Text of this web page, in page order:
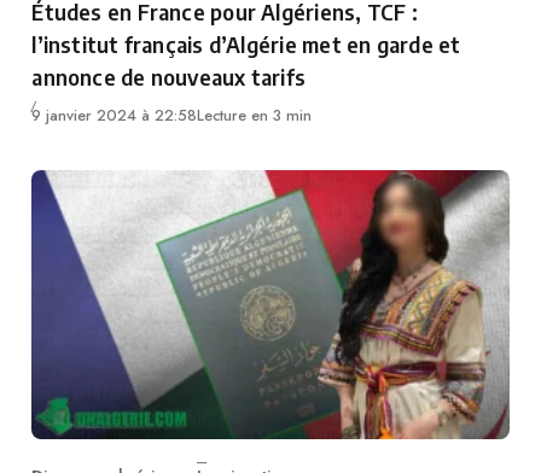
Études en France pour Algériens, TCF :
l’institut français d’Algérie met en garde et
annonce de nouveaux tarifs
9 janvier 2024 à 22:58Lecture en 3 min